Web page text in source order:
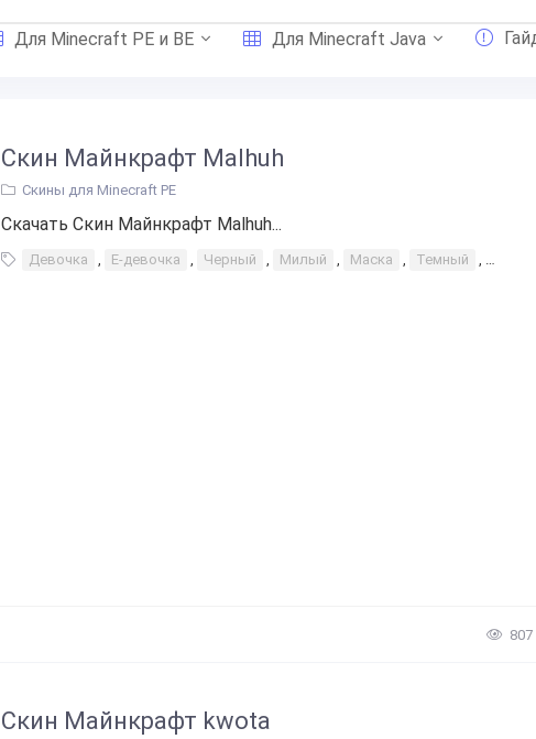
Для Minecraft PE и BE Для Minecraft Java
Скин Майнкрафт Malhuh
Скины для Minecraft PE
Скачать Скин Майнкрафт Malhuh...
Девочка , Е-девочка , Черный , Милый , Маска , Темный ,
807
Скин Майнкрафт kwota